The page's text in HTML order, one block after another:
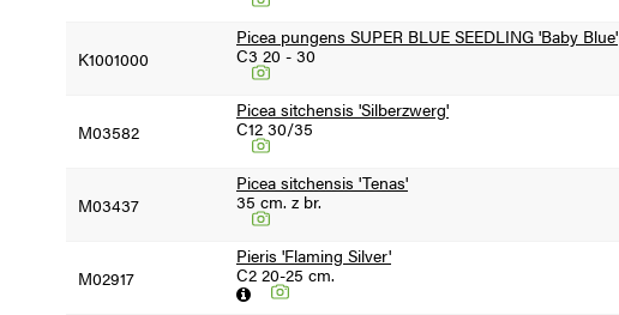
K1001000
Picea pungens SUPER BLUE SEEDLING 'Baby Blue'
C3 20 - 30
M03582
Picea sitchensis 'Silberzwerg'
C12 30/35
M03437
Picea sitchensis 'Tenas'
35 cm. z br.
M02917
Pieris 'Flaming Silver'
C2 20-25 cm.